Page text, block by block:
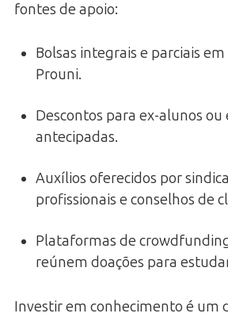
fontes de apoio:
Bolsas integrais e parciais
Prouni.
Descontos para ex-alunos ou
antecipadas.
Auxílios oferecidos por
profissionais e conselhos de
Plataformas de
reúnem doações para
Investir em conhecimento é um